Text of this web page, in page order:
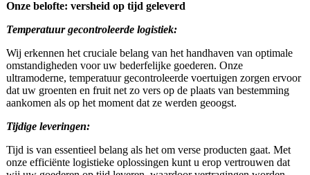
Onze belofte: versheid op tijd geleverd
Temperatuur gecontroleerde logistiek:
Wij erkennen het cruciale belang van het handhaven van optimale
omstandigheden voor uw bederfelijke goederen. Onze
ultramoderne, temperatuur gecontroleerde voertuigen zorgen ervoor
dat uw groenten en fruit net zo vers op de plaats van bestemming
aankomen als op het moment dat ze werden geoogst.
Tijdige leveringen:
Tijd is van essentieel belang als het om verse producten gaat. Met
onze efficiënte logistieke oplossingen kunt u erop vertrouwen dat